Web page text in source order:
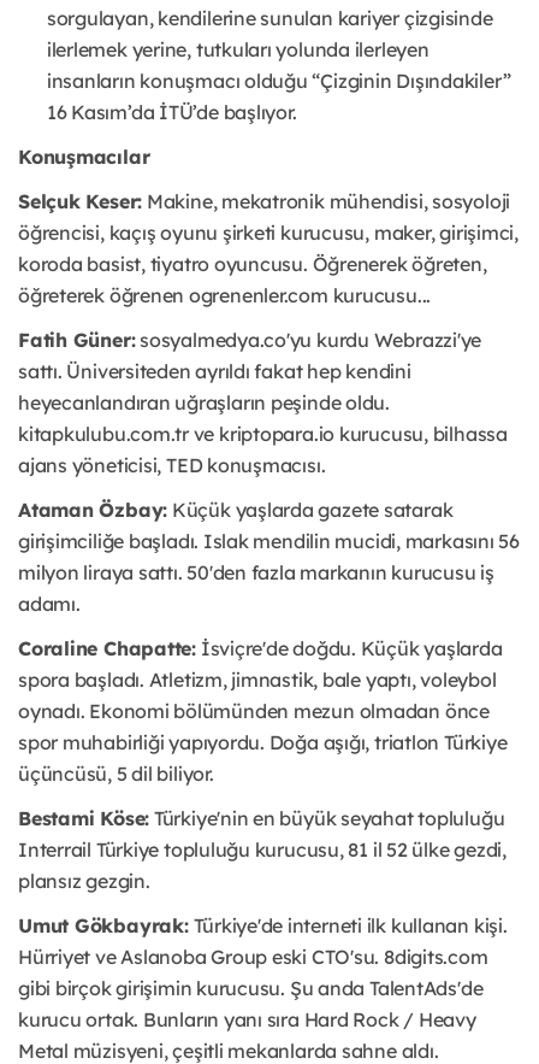
sorgulayan, kendilerine sunulan kariyer çizgisinde
ilerlemek yerine, tutkuları yolunda ilerleyen
insanların konuşmacı olduğu “Çizginin Dışındakiler”
16 Kasım’da İTÜ’de başlıyor.
Konuşmacılar
Selçuk Keser: Makine, mekatronik mühendisi, sosyoloji
öğrencisi, kaçış oyunu şirketi kurucusu, maker, girişimci,
koroda basist, tiyatro oyuncusu. Öğrenerek öğreten,
öğreterek öğrenen ogrenenler.com kurucusu...
Fatih Güner:sosyalmedya.co'yu kurdu Webrazzi'ye
sattı. Üniversiteden ayrıldı fakat hep kendini
heyecanlandıran uğraşların peşinde oldu.
kitapkulubu.com.tr ve kriptopara.io kurucusu, bilhassa
ajans yöneticisi, TED konuşmacısı.
Ataman Özbay: Küçük yaşlarda gazete satarak
girişimciliğe başladı. Islak mendilin mucidi, markasını 56
milyon liraya sattı. 50'den fazla markanın kurucusu iş
adamı.
Coraline Chapatte:İsviçre'de doğdu. Küçük yaşlarda
spora başladı. Atletizm, jimnastik, bale yaptı, voleybol
oynadı. Ekonomi bölümünden mezun olmadan önce
spor muhabirliği yapıyordu. Doğa aşığı, triatlon Türkiye
üçüncüsü, 5 dil biliyor.
Bestami Köse: Türkiye'nin en büyük seyahat topluluğu
Interrail Türkiye topluluğu kurucusu, 81 il 52 ülke gezdi,
plansız gezgin.
Umut Gökbayrak:Türkiye'de interneti ilk kullanan kişi.
Hürriyet ve Aslanoba Group eski CTO'su. 8digits.com
gibi birçok girişimin kurucusu. Şu anda TalentAds'de
kurucu ortak. Bunların yanı sıra Hard Rock / Heavy
Metal müzisyeni, çeşitli mekanlarda sahne aldı.